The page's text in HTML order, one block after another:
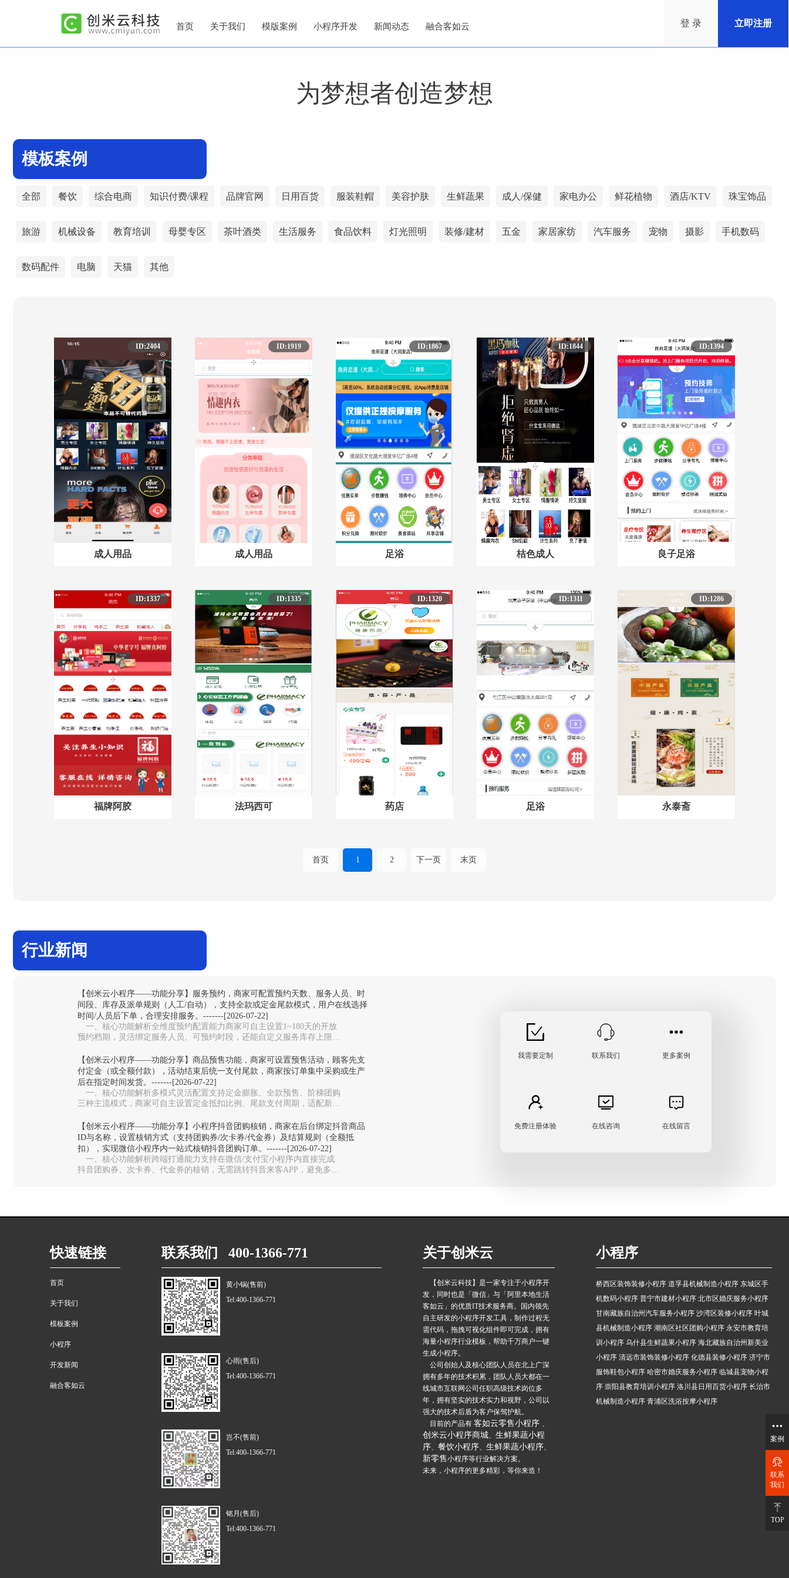
首页 关于我们 模版案例 小程序开发 新闻动态 融合客如云 登 录 立即注册
为梦想者创造梦想
模板案例
全部 餐饮 综合电商 知识付费/课程 品牌官网 日用百货 服装鞋帽 美容护肤 生鲜蔬果 成人/保健 家电办公 鲜花植物 酒店/KTV 珠宝饰品
旅游 机械设备 教育培训 母婴专区 茶叶酒类 生活服务 食品饮料 灯光照明 装修/建材 五金 家居家纺 汽车服务 宠物 摄影 手机数码
数码配件 电脑 天猫 其他
ID:2404
成人用品
ID:1919
成人用品
ID:1867
足浴
ID:1844
桔色成人
ID:1394
良子足浴
ID:1337
福牌阿胶
ID:1335
法玛西可
ID:1320
药店
ID:1311
足浴
ID:1286
永泰斋
首页 1 2 下一页 末页
行业新闻
【创米云小程序——功能分享】服务预约，商家可配置预约天数、服务人员、时
间段、库存及派单规则（人工/自动），支持全款或定金尾款模式，用户在线选择
时间/人员后下单，合理安排服务。-------[2026-07-22]
一、核心功能解析全维度预约配置能力‌商家可自主设置1~180天的开放
预约档期，灵活绑定服务人员、可预约时段，还能自定义服务库存上限，
【创米云小程序——功能分享】商品预售功能，商家可设置预售活动，顾客先支
付定金（或全额付款），活动结束后统一支付尾款，商家按订单集中采购或生产
后在指定时间发货。-------[2026-07-22]
一、核心功能解析多模式灵活配置‌支持定金膨胀、全款预售、阶梯团购
三种主流模式，商家可自主设置定金抵扣比例、尾款支付周期，适配新品
【创米云小程序——功能分享】小程序抖音团购核销，商家在后台绑定抖音商品
ID与名称，设置核销方式（支持团购券/次卡券/代金券）及结算规则（全额抵
扣），实现微信小程序内一站式核销抖音团购订单。-------[2026-07-22]
一、核心功能解析跨端打通能力‌支持在微信/支付宝小程序内直接完成
抖音团购券、次卡券、代金券的核销，无需跳转抖音来客APP，避免多系
我需要定制 联系我们 更多案例
免费注册体验 在线咨询 在线留言
快速链接
首页
关于我们
模板案例
小程序
开发新闻
融合客如云
联系我们 400-1366-771
黄小锅(售前)
Tel:400-1366-771
心雨(售后)
Tel:400-1366-771
岂不(售前)
Tel:400-1366-771
铭月(售后)
Tel:400-1366-771
关于创米云
【创米云科技】是一家专注于小程序开
发，同时也是「微信」与「阿里本地生活
客如云」的优质IT技术服务商。国内领先
自主研发的小程序开发工具，制作过程无
需代码，拖拽可视化组件即可完成，拥有
海量小程序行业模板，帮助千万商户一键
生成小程序。
公司创始人及核心团队人员在北上广深
拥有多年的技术积累，团队人员大都在一
线城市互联网公司任职高级技术岗位多
年，拥有坚实的技术实力和视野，公司以
强大的技术后盾为客户保驾护航。
目前的产品有 客如云零售小程序 、
创米云小程序商城、 生鲜果蔬小程
序、 餐饮小程序、 生鲜果蔬小程序、
新零售小程序等行业解决方案。
未来，小程序的更多精彩，等你来造！
小程序
桥西区装饰装修小程序 道孚县机械制造小程序 东城区手
机数码小程序 普宁市建材小程序 北市区婚庆服务小程序
甘南藏族自治州汽车服务小程序 沙湾区装修小程序 叶城
县机械制造小程序 潮南区社区团购小程序 永安市教育培
训小程序 乌什县生鲜蔬果小程序 海北藏族自治州新美业
小程序 清远市装饰装修小程序 化德县装修小程序 济宁市
服饰鞋包小程序 哈密市婚庆服务小程序 临城县宠物小程
序 崇阳县教育培训小程序 洛川县日用百货小程序 长治市
机械制造小程序 青浦区洗浴按摩小程序
案例
联系
我们
TOP